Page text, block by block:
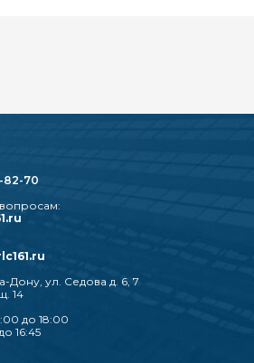
82-70
Дону, ул. Седова д. 6, 7
14
до 18:00
16:45